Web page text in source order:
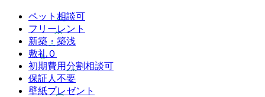
ペット相談可
フリーレント
新築・築浅
敷礼０
初期費用分割相談可
保証人不要
壁紙プレゼント